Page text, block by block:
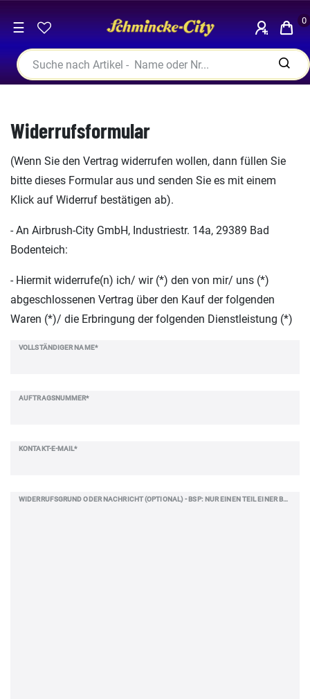
☰ 0
Widerrufsformular
(Wenn Sie den Vertrag widerrufen wollen, dann füllen Sie
bitte dieses Formular aus und senden Sie es mit einem
Klick auf Widerruf bestätigen ab).
- An Airbrush-City GmbH, Industriestr. 14a, 29389 Bad
Bodenteich:
- Hiermit widerrufe(n) ich/ wir (*) den von mir/ uns (*)
abgeschlossenen Vertrag über den Kauf der folgenden
Waren (*)/ die Erbringung der folgenden Dienstleistung (*)
VOLLSTÄNDIGER NAME*
AUFTRAGSNUMMER*
KONTAKT-E-MAIL*
WIDERRUFSGRUND ODER NACHRICHT (OPTIONAL) - BSP: NUR EINEN TEIL EINER BESTELLUNG VON MEHREREN ARTIKELN WIDERRUFEN...